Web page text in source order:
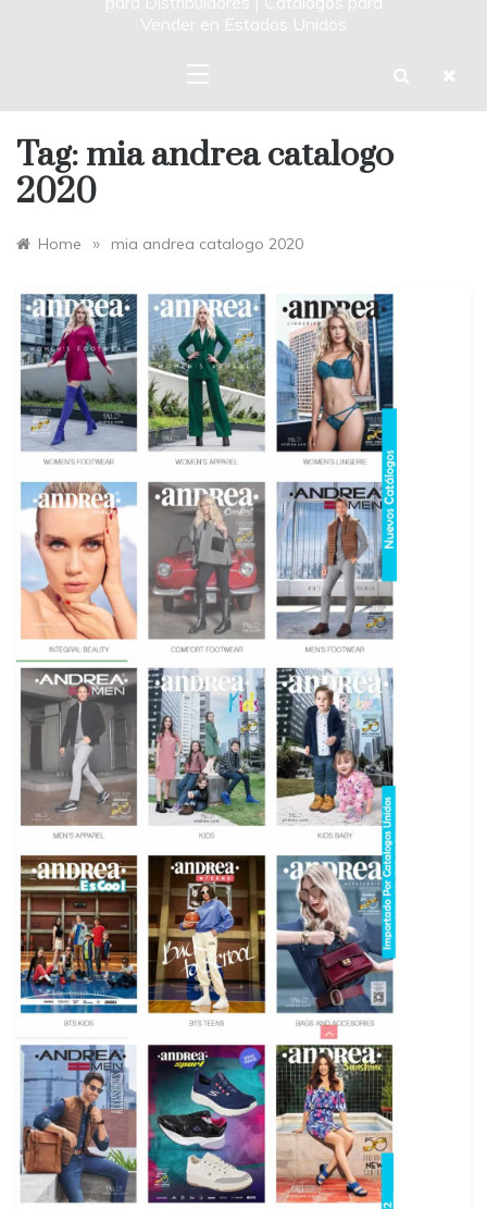
Vender en Estados Unidos
Tag: mia andrea catalogo
2020
Home » mia andrea catalogo 2020